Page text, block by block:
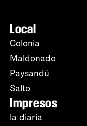
Local
Colonia
Maldonado
Paysandú
Salto
Impresos
la diaria